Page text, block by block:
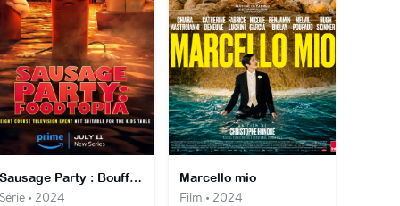
Sausage Party : Bouffland
• 2024
Marcello mio
Film • 2024